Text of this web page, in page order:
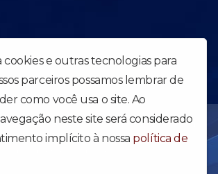
cookies e outras tecnologias para
parceiros possamos lembrar de
como você usa o site. Ao
neste site será considerado
implícito à nossa política de
abalar o Brasil e o Mundo - Web Rádio da
Reino dos Céus. Acesse e confira nossa